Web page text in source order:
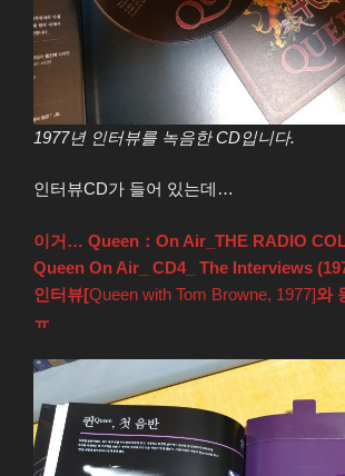
1977년 인터뷰를 녹음한 CD입니다.
인터뷰CD가 들어 있는데…
이거… Queen：On Air_THE RADIO
Queen On Air_ CD4_ The Interviews
인터뷰[Queen with Tom Browne, 1977]와
ㅠ